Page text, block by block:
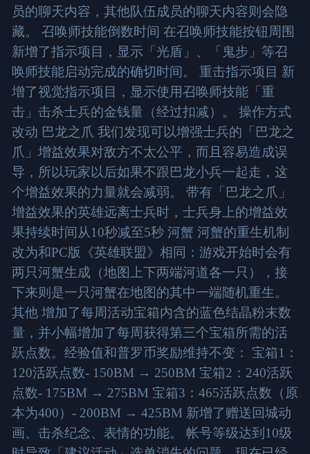
员的聊天内容，其他队伍成员的聊天内容则会隐
藏。 召唤师技能倒数时间 在召唤师技能按钮周围
新增了指示项目，显示「光盾」、「鬼步」等召
唤师技能启动完成的确切时间。 重击指示项目 新
增了视觉指示项目，显示使用召唤师技能「重
击」击杀士兵的金钱量（经过扣减）。 操作方式
改动 巴龙之爪 我们发现可以增强士兵的「巴龙之
爪」增益效果对敌方不太公平，而且容易造成误
导，所以玩家以后如果不跟巴龙小兵一起走，这
个增益效果的力量就会减弱。 带有「巴龙之爪」
增益效果的英雄远离士兵时，士兵身上的增益效
果持续时间从10秒减至5秒 河蟹 河蟹的重生机制
改为和PC版《英雄联盟》相同：游戏开始时会有
两只河蟹生成（地图上下两端河道各一只），接
下来则是一只河蟹在地图的其中一端随机重生。
其他 增加了每周活动宝箱内含的蓝色结晶粉末数
量，并小幅增加了每周获得第三个宝箱所需的活
跃点数。经验值和普罗币奖励维持不变： 宝箱1：
120活跃点数- 150BM → 250BM 宝箱2：240活跃
点数- 175BM → 275BM 宝箱3：465活跃点数（原
本为400）- 200BM → 425BM 新增了赠送回城动
画、击杀纪念、表情的功能。 帐号等级达到10级